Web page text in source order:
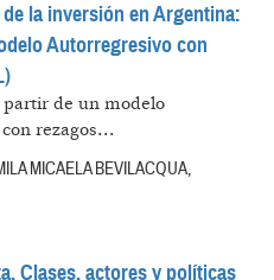
la inversión en Argentina:
Autorregresivo con
de un modelo
rezagos...
MICAELA BEVILACQUA,
Clases, actores y políticas